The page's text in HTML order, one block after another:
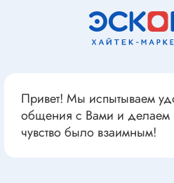
Привет! Мы испытываем
общения с Вами и делаем
чувство было взаимным!